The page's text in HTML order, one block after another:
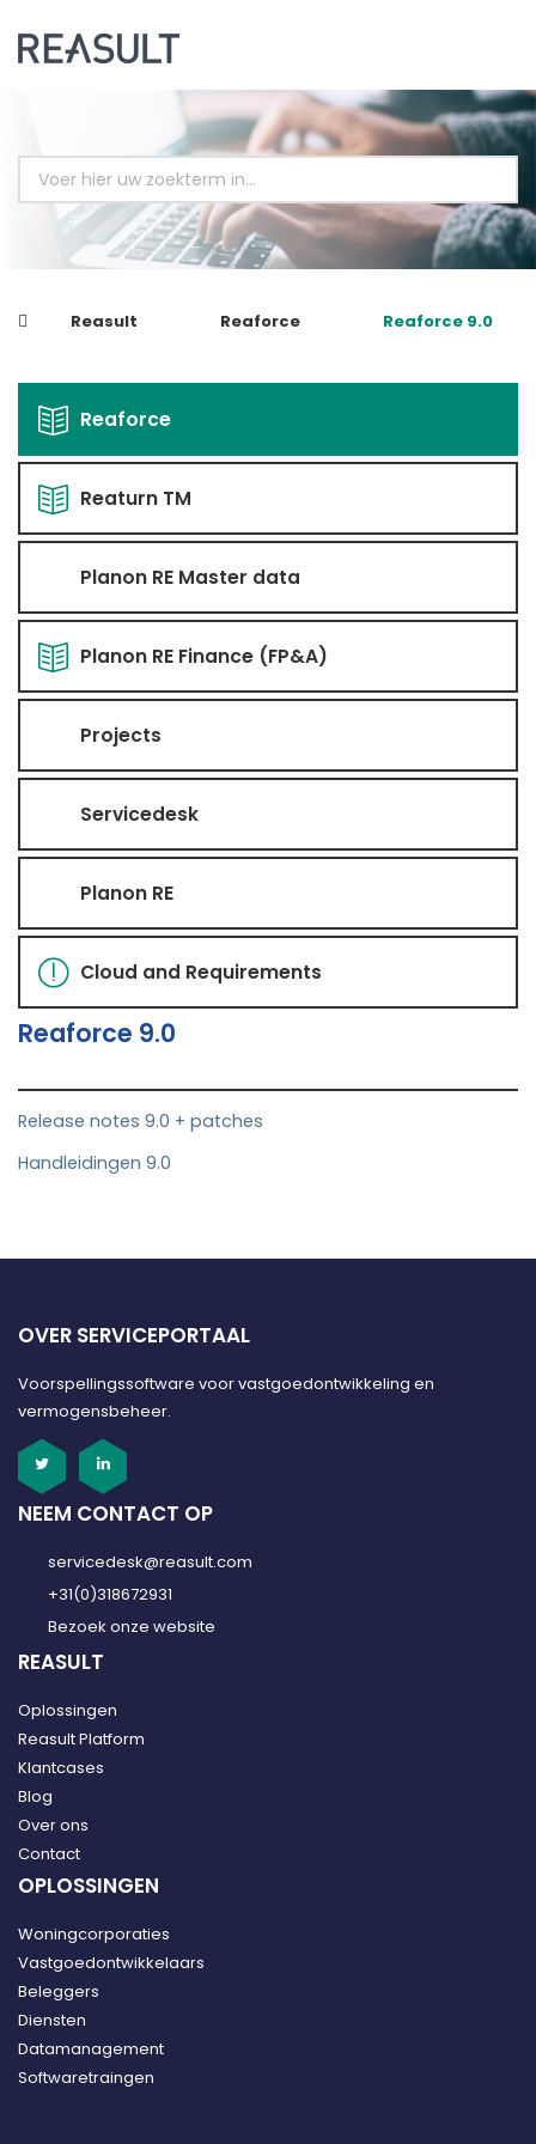
Reasult Reaforce Reaforce 9.0
Reaforce
Reaturn TM
Planon RE Master data
Planon RE Finance (FP&A)
Projects
Servicedesk
Planon RE
Cloud and Requirements
Reaforce 9.0
Release notes 9.0 + patches
Handleidingen 9.0
OVER SERVICEPORTAAL
Voorspellingssoftware voor vastgoedontwikkeling en
vermogensbeheer.
NEEM CONTACT OP
servicedesk@reasult.com
+31(0)318672931
Bezoek onze website
REASULT
Oplossingen
Reasult Platform
Klantcases
Blog
Over ons
Contact
OPLOSSINGEN
Woningcorporaties
Vastgoedontwikkelaars
Beleggers
Diensten
Datamanagement
Softwaretraingen